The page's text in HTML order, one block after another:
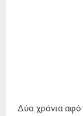
Δύο χρόνια